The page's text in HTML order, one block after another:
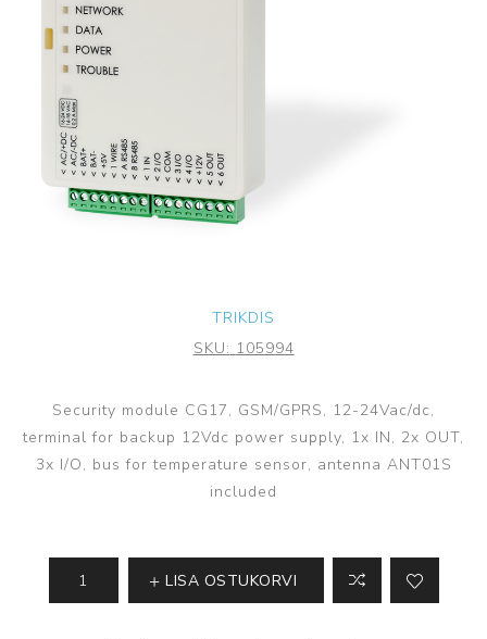
TRIKDIS
SKU: 105994
Security module CG17, GSM/GPRS, 12-24Vac/dc,
terminal for backup 12Vdc power supply, 1x IN, 2x OUT,
3x I/O, bus for temperature sensor, antenna ANT01S
included
LISA OSTUKORVI